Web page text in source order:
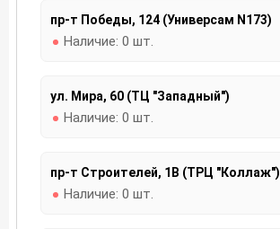
пр-т Победы, 124 (Универсам N173)
Наличие: 0 шт.
ул. Мира, 60 (ТЦ "Западный")
Наличие: 0 шт.
пр-т Строителей, 1В (ТРЦ "Коллаж")
Наличие: 0 шт.